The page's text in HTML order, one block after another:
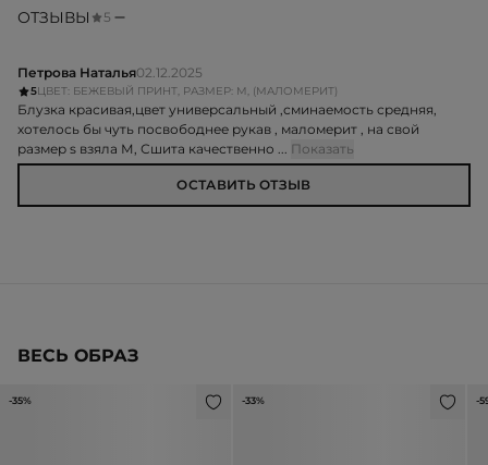
ОТЗЫВЫ 5
Петрова Наталья02.12.2025
5ЦВЕТ: БЕЖЕВЫЙ ПРИНТ, РАЗМЕР: M, (МАЛОМЕРИТ)
Блузка красивая,цвет универсальный ,сминаемость средняя,
хотелось бы чуть посвободнее рукав , маломерит , на свой
размер s взяла М, Сшита качественно ... Показать
ОСТАВИТЬ ОТЗЫВ
ВЕСЬ ОБРАЗ
-35% -33% -